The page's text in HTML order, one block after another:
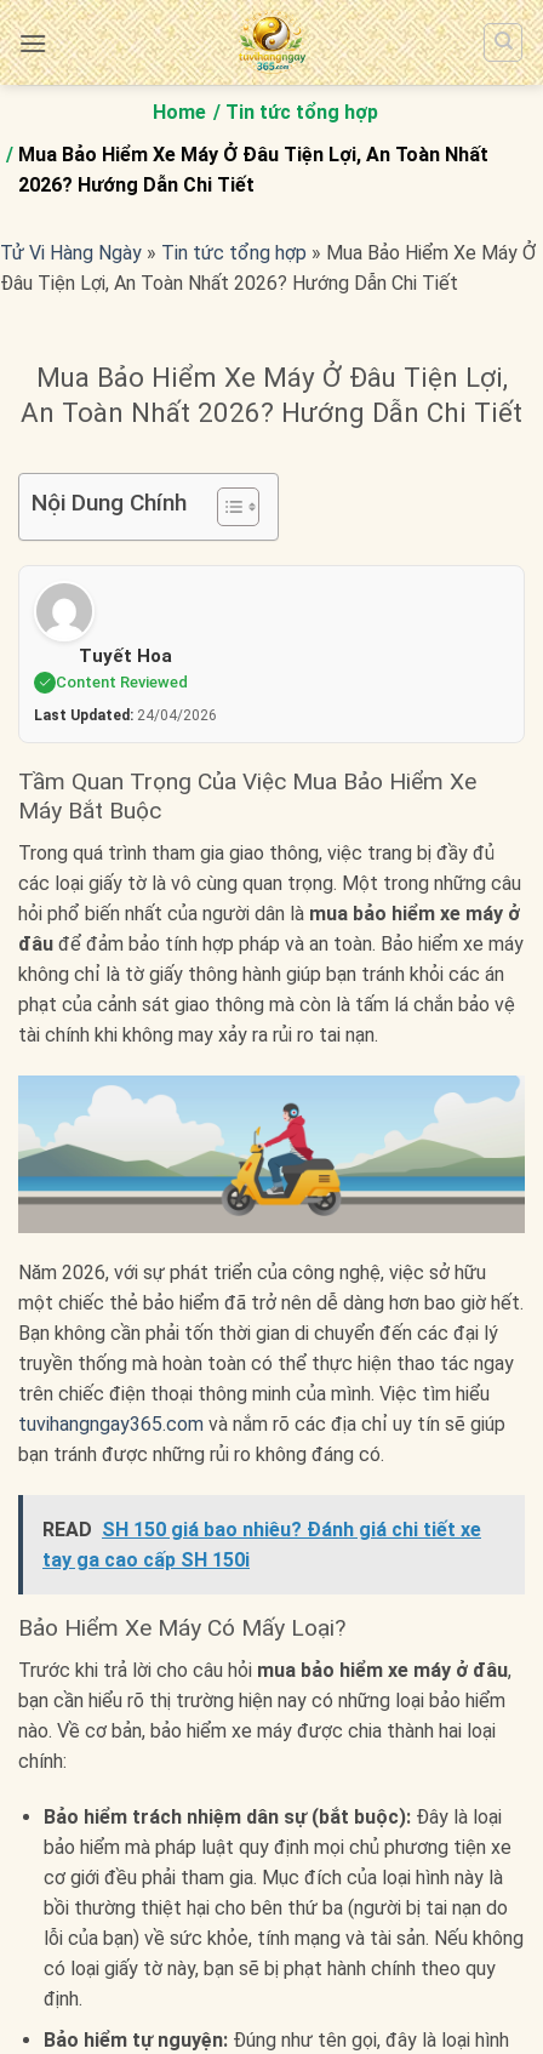
Bỏ
qua
nội
Home
Tin tức tổng hợp
Mua Bảo Hiểm Xe Máy Ở Đâu Tiện Lợi, An Toàn Nhất
2026? Hướng Dẫn Chi Tiết
Tử Vi Hàng Ngày » Tin tức tổng hợp » Mua Bảo Hiểm Xe Máy Ở
Đâu Tiện Lợi, An Toàn Nhất 2026? Hướng Dẫn Chi Tiết
Mua Bảo Hiểm Xe Máy Ở Đâu Tiện Lợi,
An Toàn Nhất 2026? Hướng Dẫn Chi Tiết
Nội Dung Chính
Tuyết Hoa
Content Reviewed
Last Updated: 24/04/2026
Tầm Quan Trọng Của Việc Mua Bảo Hiểm Xe
Máy Bắt Buộc
Trong quá trình tham gia giao thông, việc trang bị đầy đủ
các loại giấy tờ là vô cùng quan trọng. Một trong những câu
hỏi phổ biến nhất của người dân là mua bảo hiểm xe máy ở
đâu để đảm bảo tính hợp pháp và an toàn. Bảo hiểm xe máy
không chỉ là tờ giấy thông hành giúp bạn tránh khỏi các án
phạt của cảnh sát giao thông mà còn là tấm lá chắn bảo vệ
tài chính khi không may xảy ra rủi ro tai nạn.
Năm 2026, với sự phát triển của công nghệ, việc sở hữu
một chiếc thẻ bảo hiểm đã trở nên dễ dàng hơn bao giờ hết.
Bạn không cần phải tốn thời gian di chuyển đến các đại lý
truyền thống mà hoàn toàn có thể thực hiện thao tác ngay
trên chiếc điện thoại thông minh của mình. Việc tìm hiểu
tuvihangngay365.com và nắm rõ các địa chỉ uy tín sẽ giúp
bạn tránh được những rủi ro không đáng có.
READ SH 150 giá bao nhiêu? Đánh giá chi tiết xe
tay ga cao cấp SH 150i
Bảo Hiểm Xe Máy Có Mấy Loại?
Trước khi trả lời cho câu hỏi mua bảo hiểm xe máy ở đâu,
bạn cần hiểu rõ thị trường hiện nay có những loại bảo hiểm
nào. Về cơ bản, bảo hiểm xe máy được chia thành hai loại
chính:
Bảo hiểm trách nhiệm dân sự (bắt buộc):Đây là loại
bảo hiểm mà pháp luật quy định mọi chủ phương tiện xe
cơ giới đều phải tham gia. Mục đích của loại hình này là
bồi thường thiệt hại cho bên thứ ba (người bị tai nạn do
lỗi của bạn) về sức khỏe, tính mạng và tài sản. Nếu không
có loại giấy tờ này, bạn sẽ bị phạt hành chính theo quy
định.
Bảo hiểm tự nguyện:Đúng như tên gọi, đây là loại hình